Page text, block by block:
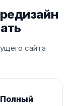
сайта
Полный